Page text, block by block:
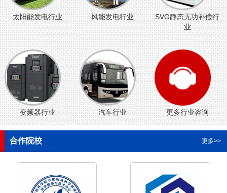
太阳能发电行业 风能发电行业
SVG静态无功补偿行
业
变频器行业 汽车行业 更多行业咨询
合作院校 更多>>